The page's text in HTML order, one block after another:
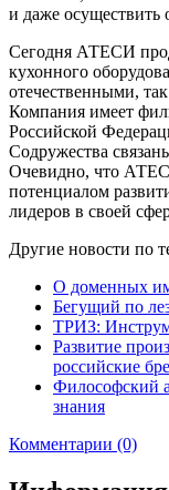
и даже осуществить
Сегодня АТЕСИ
кухонного
отечественными,
Компания имеет
Российской
Содружества
Очевидно, что
потенциалом
лидеров в своей
Другие новости по
О доменных
Бегущий по
ТРИЗ:
Развитие
российские
Философский
знания
Комментарии (0)